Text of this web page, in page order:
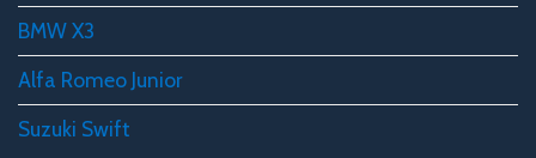
BMW X3
Alfa Romeo Junior
Suzuki Swift